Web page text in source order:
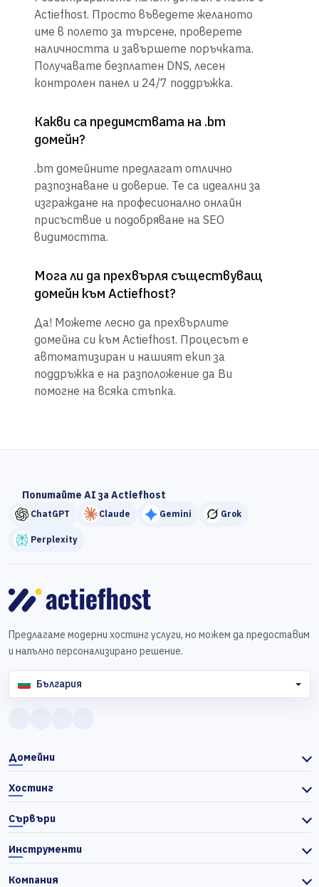
Actiefhost. Просто въведете желаното
име в полето за търсене, проверете
наличността и завършете поръчката.
Получавате безплатен DNS, лесен
контролен панел и 24/7 поддръжка.
Какви са предимствата на .bm
домейн?
.bm домейните предлагат отлично
разпознаване и доверие. Те са идеални за
изграждане на професионално онлайн
присъствие и подобряване на SEO
видимостта.
Мога ли да прехвърля съществуващ
домейн към Actiefhost?
Да! Можете лесно да прехвърлите
домейна си към Actiefhost. Процесът е
автоматизиран и нашият екип за
поддръжка е на разположение да Ви
помогне на всяка стъпка.
Попитайте AI за Actiefhost
ChatGPT Claude Gemini Grok
Perplexity
Предлагаме модерни хостинг услуги, но можем да предоставим
и напълно персонализирано решение.
България
Домейни
Хостинг
Сървъри
Инструменти
Компания